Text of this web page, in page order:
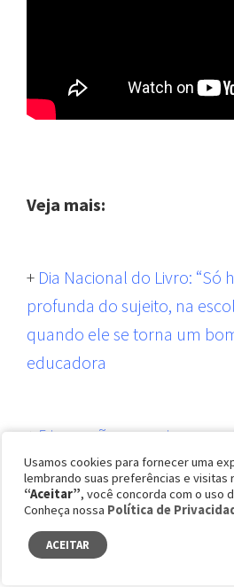
Veja mais:
+ Dia Nacional do Livro: “Só
profunda do sujeito, na
quando ele se torna um
educadora
+5 inovações que visam
para o meio ambiente e a
+Terceiro e último episódio
de Esquina discute as
Usamos cookies para fornecer uma
lembrando suas preferências e visitas
“Aceitar”, você concorda com o uso
Conheça nossa Política de
ACEITAR